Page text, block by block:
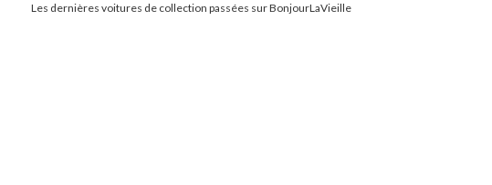
Les dernières voitures de collection passées sur BonjourLaVieille